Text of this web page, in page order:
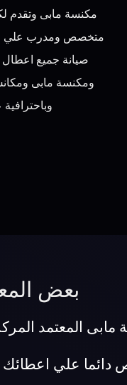
مكنسة مابى وتقدم
متخصص ومدرب علي
صيانة جميع
ومكنسة مابى
وباحترافية
بعض
المعتمد
دائما علي